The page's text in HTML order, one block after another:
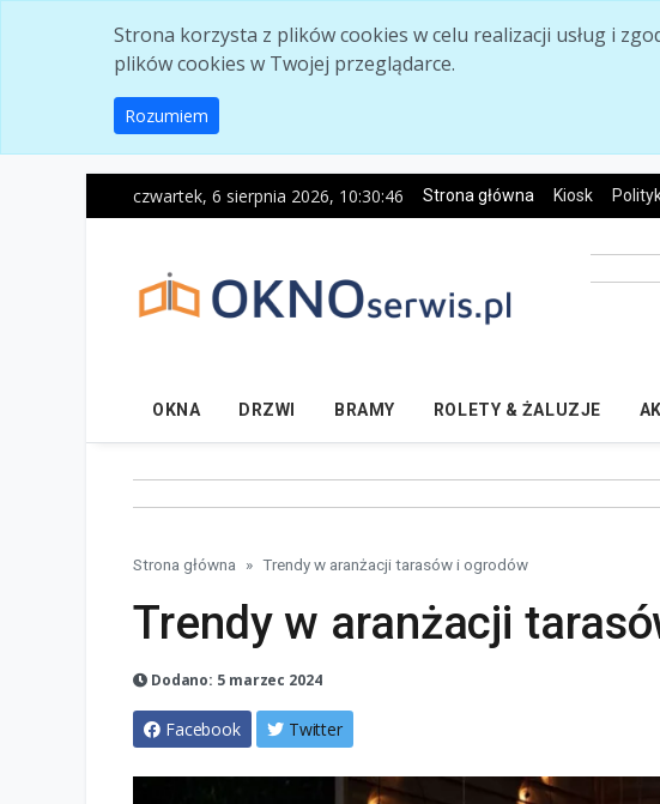
Strona korzysta z plików cookies w celu realizacji usług i
plików cookies w Twojej przeglądarce.
Rozumiem
czwartek, 6 sierpnia 2026, 10:30:47 Strona główna Kiosk
OKNA DRZWI BRAMY ROLETY & ŻALUZJE
Strona główna Trendy w aranżacji tarasów i ogrodów
Trendy w aranżacji
Dodano: 5 marzec 2024
Facebook Twitter